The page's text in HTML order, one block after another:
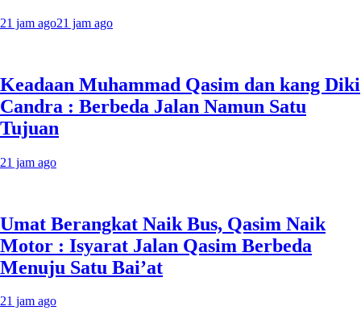
21 jam ago21 jam ago
Keadaan Muhammad Qasim dan kang Diki
Candra : Berbeda Jalan Namun Satu
Tujuan
21 jam ago
Umat Berangkat Naik Bus, Qasim Naik
Motor : Isyarat Jalan Qasim Berbeda
Menuju Satu Bai’at
21 jam ago